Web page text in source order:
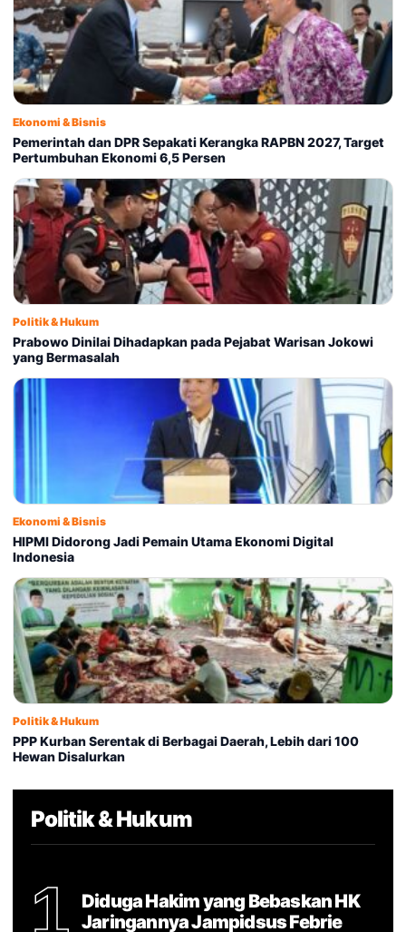
Ekonomi & Bisnis
Pemerintah dan DPR Sepakati Kerangka RAPBN 2027, Target
Pertumbuhan Ekonomi 6,5 Persen
Politik & Hukum
Prabowo Dinilai Dihadapkan pada Pejabat Warisan Jokowi
yang Bermasalah
Ekonomi & Bisnis
HIPMI Didorong Jadi Pemain Utama Ekonomi Digital
Indonesia
Politik & Hukum
PPP Kurban Serentak di Berbagai Daerah, Lebih dari 100
Hewan Disalurkan
Politik & Hukum
1
Diduga Hakim yang Bebaskan HK
Jaringannya Jampidsus Febrie